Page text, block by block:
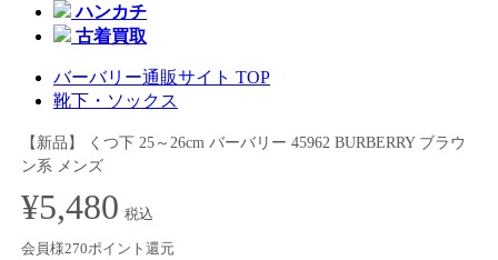
ハンカチ
古着買取
バーバリー通販サイト TOP
靴下・ソックス
【新品】 くつ下 25～26cm バーバリー 45962 BURBERRY ブラウ
ン系 メンズ
¥5,480 税込
会員様270ポイント還元